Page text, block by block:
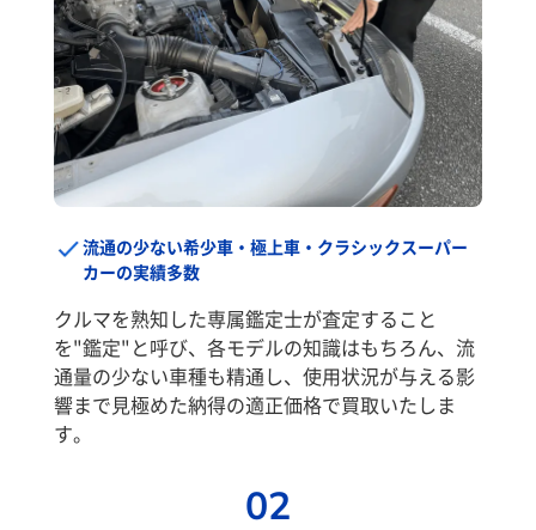
流通の少ない希少車・極上車・クラシックスーパー
カーの実績多数
クルマを熟知した専属鑑定士が査定すること
を"鑑定"と呼び、各モデルの知識はもちろん、流
通量の少ない車種も精通し、使用状況が与える影
響まで見極めた納得の適正価格で買取いたしま
す。
02